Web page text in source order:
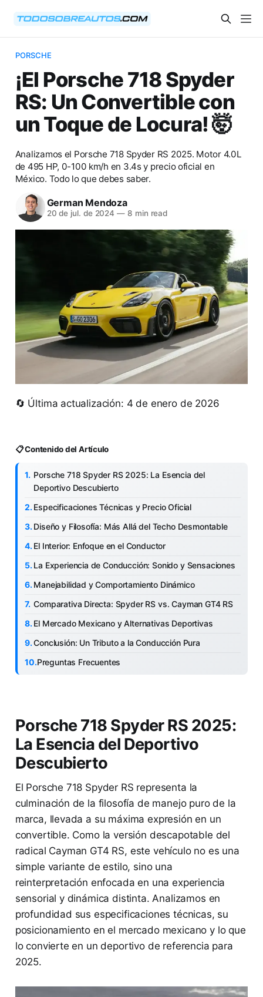
PORSCHE
¡El Porsche 718 Spyder
RS: Un Convertible con
un Toque de Locura! 🤯
Analizamos el Porsche 718 Spyder RS 2025. Motor 4.0L
de 495 HP, 0-100 km/h en 3.4s y precio oficial en
México. Todo lo que debes saber.
German Mendoza
20 de jul. de 2024 — 8 min read
🔄 Última actualización: 4 de enero de 2026
📋 Contenido del Artículo
Porsche 718 Spyder RS 2025: La Esencia del
Deportivo Descubierto
Especificaciones Técnicas y Precio Oficial
Diseño y Filosofía: Más Allá del Techo Desmontable
El Interior: Enfoque en el Conductor
La Experiencia de Conducción: Sonido y Sensaciones
Manejabilidad y Comportamiento Dinámico
Comparativa Directa: Spyder RS vs. Cayman GT4 RS
El Mercado Mexicano y Alternativas Deportivas
Conclusión: Un Tributo a la Conducción Pura
Preguntas Frecuentes
Porsche 718 Spyder RS 2025:
La Esencia del Deportivo
Descubierto
El Porsche 718 Spyder RS representa la
culminación de la filosofía de manejo puro de la
marca, llevada a su máxima expresión en un
convertible. Como la versión descapotable del
radical Cayman GT4 RS, este vehículo no es una
simple variante de estilo, sino una
reinterpretación enfocada en una experiencia
sensorial y dinámica distinta. Analizamos en
profundidad sus especificaciones técnicas, su
posicionamiento en el mercado mexicano y lo que
lo convierte en un deportivo de referencia para
2025.